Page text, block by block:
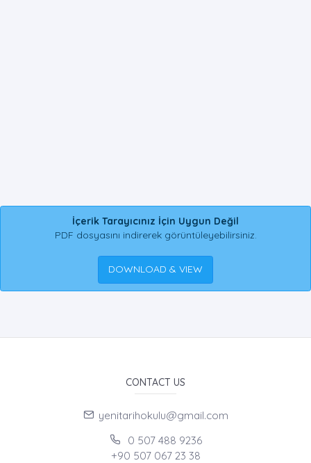
İçerik Tarayıcınız İçin Uygun Değil
PDF dosyasını indirerek görüntüleyebilirsiniz.
DOWNLOAD & VIEW
CONTACT US
yenitarihokulu@gmail.com
0 507 488 9236
+90 507 067 23 38